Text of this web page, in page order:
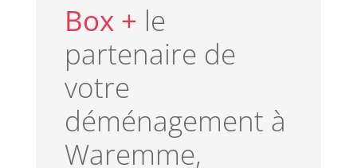
Box + le
partenaire de
votre
déménagement à
Waremme,